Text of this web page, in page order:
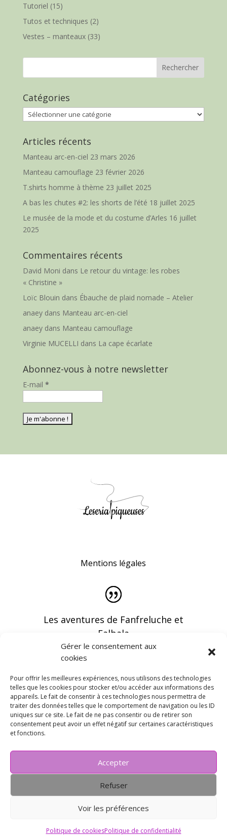
Gérer le consentement aux
cookies
Pour offrir les meilleures expériences, nous utilisons des technologies
telles que les cookies pour stocker et/ou accéder aux informations des
appareils. Le fait de consentir à ces technologies nous permettra de
traiter des données telles que le comportement de navigation ou les ID
uniques sur ce site. Le fait de ne pas consentir ou de retirer son
consentement peut avoir un effet négatif sur certaines caractéristiques
et fonctions.
Accepter
Refuser
Voir les préférences
Politique de cookiesPolitique de confidentialité
Tutoriel (15)
Tutos et techniques (2)
Vestes – manteaux(33)
Catégories
Catégories
Articles récents
Manteau arc-en-ciel 23 mars 2026
Manteau camouflage 23 février 2026
T.shirts homme à thème 23 juillet 2025
A bas les chutes #2: les shorts de l’été 18 juillet 2025
Le musée de la mode et du costume d’Arles 16 juillet
2025
Commentaires récents
David Moni dans Le retour du vintage: les robes
« Christine »
Loïc Blouin dans Ébauche de plaid nomade – Atelier
anaeydans Manteau arc-en-ciel
anaeydans Manteau camouflage
Virginie MUCELLI dans La cape écarlate
Abonnez-vous à notre newsletter
E-mail *
Mentions légales
Les aventures de Fanfreluche et
Falbala
Vous pouvez recevoir les dernières infos en
vous abonnant à notre newsletter